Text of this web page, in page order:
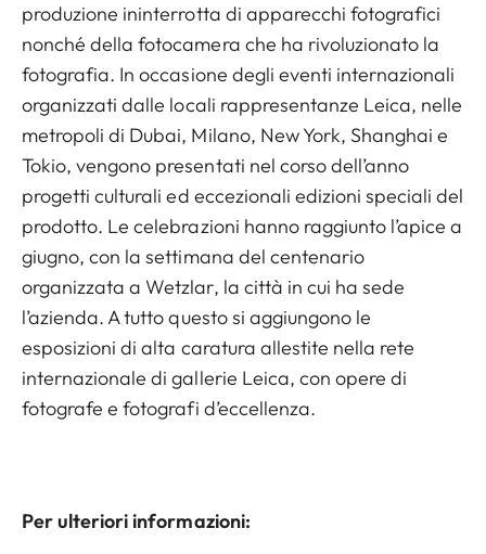
produzione ininterrotta di apparecchi fotografici
nonché della fotocamera che ha rivoluzionato la
fotografia. In occasione degli eventi internazionali
organizzati dalle locali rappresentanze Leica, nelle
metropoli di Dubai, Milano, New York, Shanghai e
Tokio, vengono presentati nel corso dell’anno
progetti culturali ed eccezionali edizioni speciali del
prodotto. Le celebrazioni hanno raggiunto l’apice a
giugno, con la settimana del centenario
organizzata a Wetzlar, la città in cui ha sede
l’azienda. A tutto questo si aggiungono le
esposizioni di alta caratura allestite nella rete
internazionale di gallerie Leica, con opere di
fotografe e fotografi d’eccellenza.
Per ulteriori informazioni: